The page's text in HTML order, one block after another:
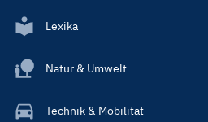
Lexika
Natur & Umwelt
Technik & Mobilität